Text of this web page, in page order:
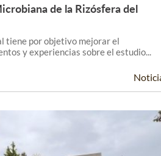
Leer Más +
de la Rizósfera del
tiene por objetivo mejorar el
y experiencias sobre el estudio...